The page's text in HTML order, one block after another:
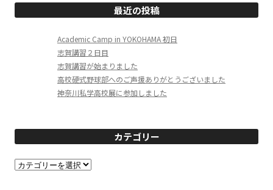
最近の投稿
Academic Camp in YOKOHAMA 初日
志賀講習２日目
志賀講習が始まりました
高校硬式野球部へのご声援ありがとうございました
神奈川私学高校展に参加しました
カテゴリー
カ
テ